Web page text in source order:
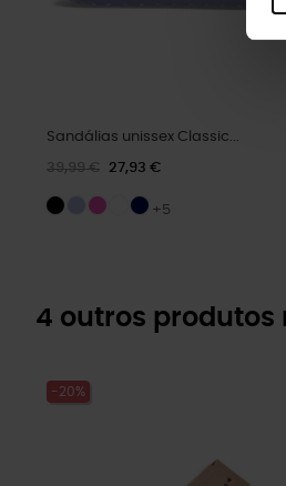
Sandálias unissex Classic...
39,99 € 27,93 €
+5
4 outros produtos
-20%